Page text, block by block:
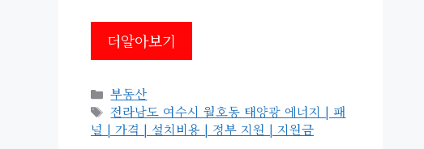
더알아보기
카
테
고
부동산
태
그
전라남도 여수시 월호동 태양광 에너지 | 패
널 | 가격 | 설치비용 | 정부 지원 | 지원금